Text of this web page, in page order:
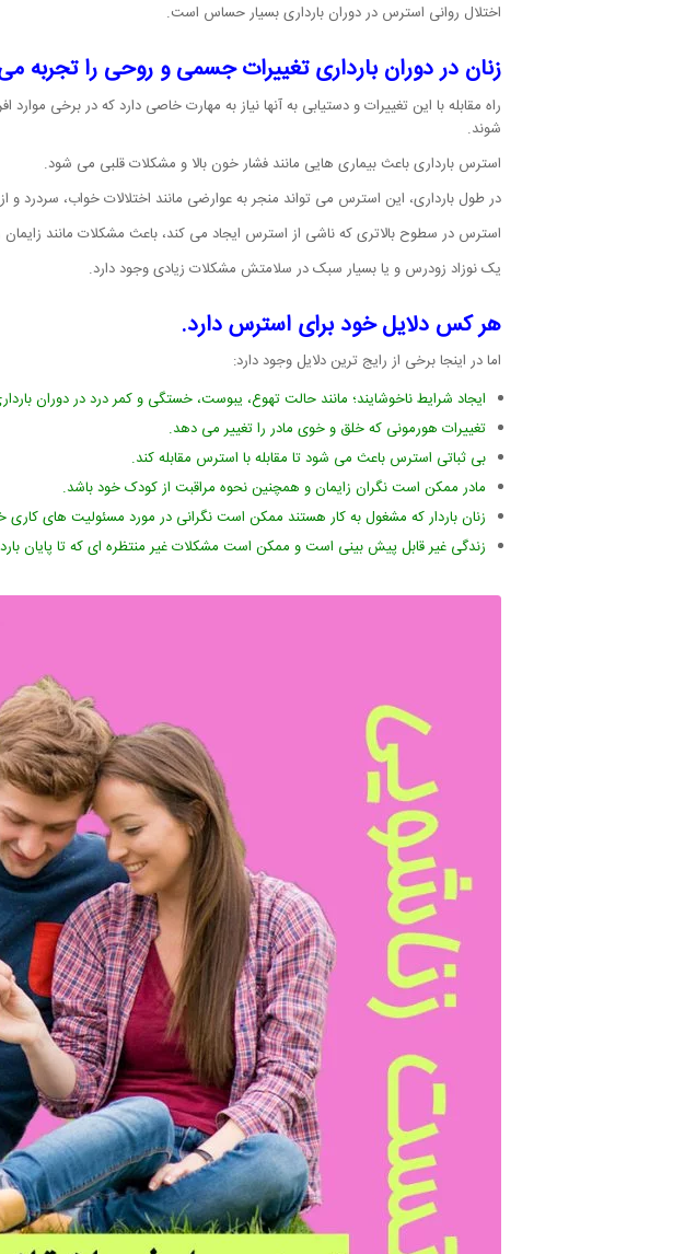
اختلال روانی استرس در دوران بارداری بسیار حساس است.
زنان در دوران بارداری تغییرات جسمی و روحی را تجربه
راه مقابله با این تغییرات و دستیابی به آنها نیاز به مهارت خاصی دارد که در برخی
شوند.
استرس بارداری باعث بیماری هایی مانند فشار خون بالا و مشکلات قلبی می شود.
در طول بارداری، این استرس می تواند منجر به عوارضی مانند اختلالات خواب، سردرد
استرس در سطوح بالاتری که ناشی از استرس ایجاد می کند، باعث مشکلات مانند
یک نوزاد زودرس و یا بسیار سبک در سلامتش مشکلات زیادی وجود دارد.
هر کس دلایل خود برای استرس دارد.
اما در اینجا برخی از رایج ترین دلایل وجود دارد:
ایجاد شرایط ناخوشایند؛ مانند حالت تهوع، یبوست، خستگی و کمر درد در دوران
تغییرات هورمونی که خلق و خوی مادر را تغییر می دهد.
بی ثباتی استرس باعث می شود تا مقابله با استرس مقابله کند.
مادر ممکن است نگران زایمان و همچنین نحوه مراقبت از کودک خود باشد.
زنان باردار که مشغول به کار هستند ممکن است نگرانی در مورد مسئولیت های کاری
زندگی غیر قابل پیش بینی است و ممکن است مشکلات غیر منتظره ای که تا پایان